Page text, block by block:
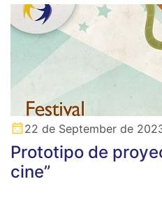
22 de September de
Prototipo de
cine”